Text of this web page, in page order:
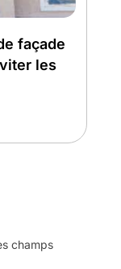
façade
les
champs